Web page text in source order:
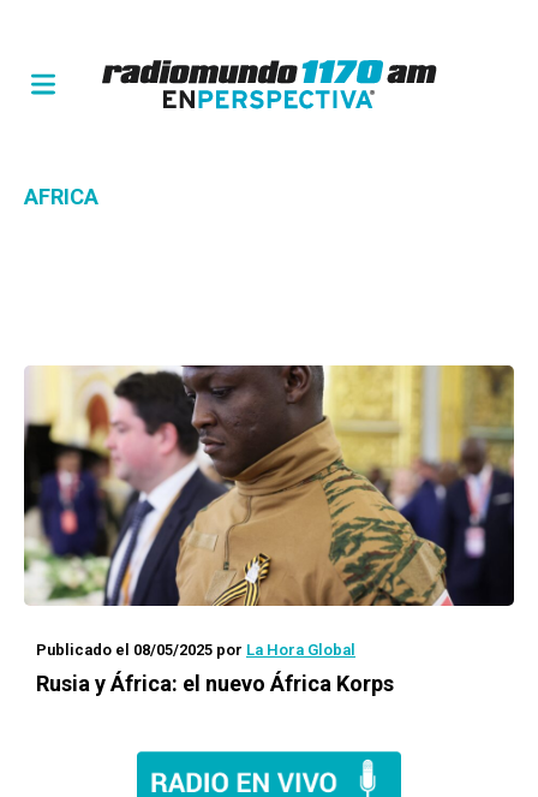
AFRICA
Publicado el 08/05/2025 por La Hora Global
Rusia y África: el nuevo África Korps